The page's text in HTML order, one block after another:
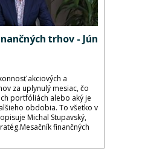
trhov - Jún
akciových a
za uplynulý mesiac, čo
portfóliách alebo aký je
obdobia. To všetko v
Michal Stupavský,
finančných